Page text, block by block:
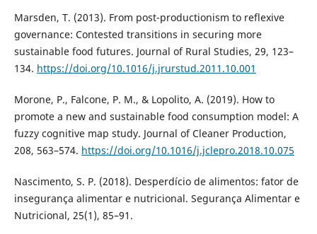
Marsden, T. (2013). From post-productionism to reflexive
governance: Contested transitions in securing more
sustainable food futures. Journal of Rural Studies, 29, 123–
134. https://doi.org/10.1016/j.jrurstud.2011.10.001
Morone, P., Falcone, P. M., & Lopolito, A. (2019). How to
promote a new and sustainable food consumption model: A
fuzzy cognitive map study. Journal of Cleaner Production,
208, 563–574. https://doi.org/10.1016/j.jclepro.2018.10.075
Nascimento, S. P. (2018). Desperdício de alimentos: fator de
insegurança alimentar e nutricional. Segurança Alimentar e
Nutricional, 25(1), 85–91.